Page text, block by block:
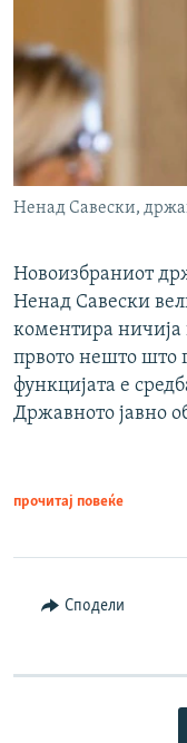
Ненад Савески,
Новоизбраниот
Ненад Савески
коментира ничија
првото нешто што
функцијата е
Државното јавно
прочитај повеќе
Сподели